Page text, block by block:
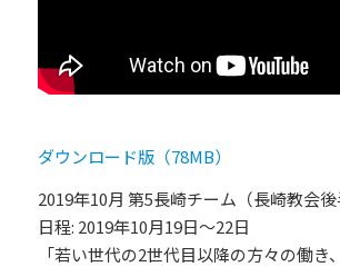
ダウンロード版（78MB）
2019年10月 第5長崎チーム（長崎教会後
日程: 2019年10月19日～22日
「若い世代の2世代目以降の方々の働き